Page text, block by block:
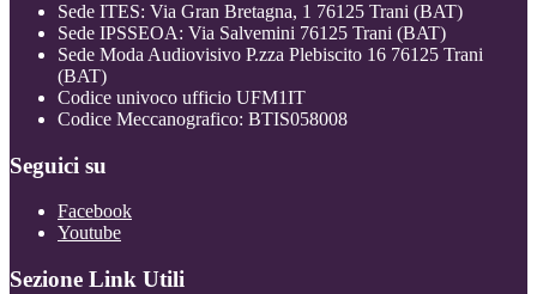
Sede ITES: Via Gran Bretagna, 1 76125 Trani (BAT)
Sede IPSSEOA: Via Salvemini 76125 Trani (BAT)
Sede Moda Audiovisivo P.zza Plebiscito 16 76125 Trani
(BAT)
Codice univoco ufficio UFM1IT
Codice Meccanografico: BTIS058008
Seguici su
Facebook
Youtube
Sezione Link Utili